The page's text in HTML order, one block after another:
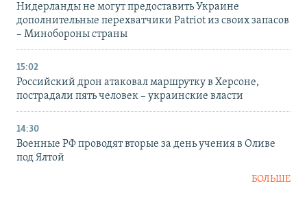
Нидерланды не могут предоставить Украине
дополнительные перехватчики Patriot из своих запасов
– Минобороны страны
15:02
Российский дрон атаковал маршрутку в Херсоне,
пострадали пять человек – украинские власти
14:30
Военные РФ проводят вторые за день учения в Оливе
под Ялтой
БОЛЬШЕ